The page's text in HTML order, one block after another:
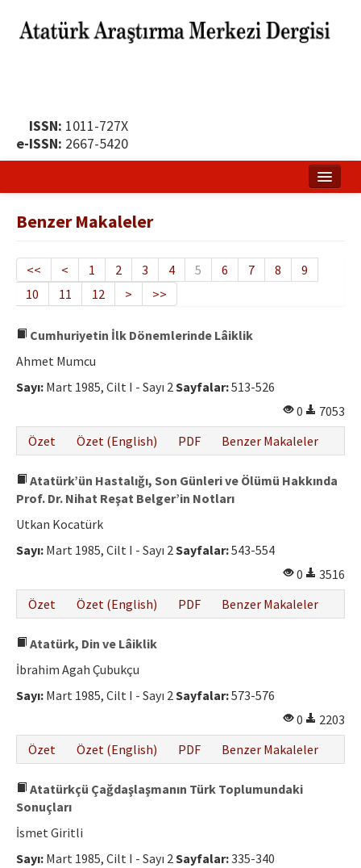
ISSN: 1011-727X
e-ISSN: 2667-5420
Yayın Politikası
Dergi Kurulları
Yayın İlkeleri
Etik İlkeler
Yazar Rehberi
Hakem Rehberi
Benzer Makaleler
<< < 1 2 3 4 5 6 7 8
9
10
11 12 > >>
Cumhuriyetin İlk Dönemlerinde Lâiklik
Ahmet Mumcu
Sayı: Mart 1985, Cilt I - Sayı 2Sayfalar:513-526
0
7053
Özet
Özet (English) PDF Benzer Makaleler
Atatürk’ün Hastalığı, Son Günleri ve Ölümü Hakkında
Prof. Dr. Nihat Reşat Belger’in Notları
Utkan Kocatürk
Sayı: Mart 1985, Cilt I - Sayı 2Sayfalar:543-554
0
3516
Özet
Özet (English) PDF Benzer Makaleler
Atatürk, Din ve Lâiklik
İbrahim Agah Çubukçu
Sayı: Mart 1985, Cilt I - Sayı 2Sayfalar:573-576
0
2203
Özet
Özet (English) PDF Benzer Makaleler
Atatürkçü Çağdaşlaşmanın Türk Toplumundaki
Sonuçları
İsmet Giritli
Sayı: Mart 1985, Cilt I - Sayı 2Sayfalar:335-340